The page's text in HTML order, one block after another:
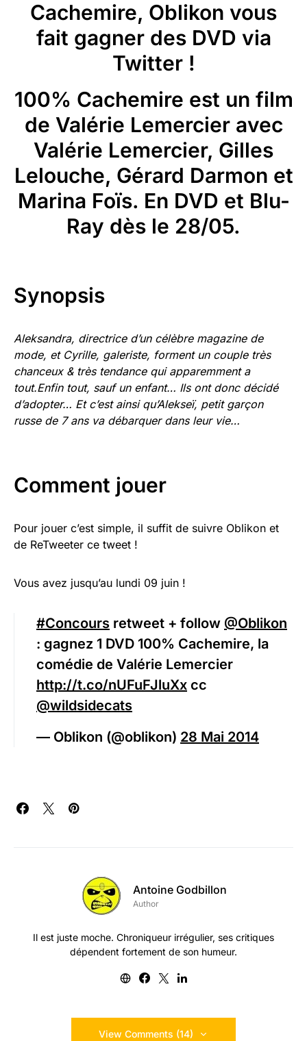
Cachemire, Oblikon vous
fait gagner des DVD via
Twitter !
100% Cachemire est un film
de Valérie Lemercier avec
Valérie Lemercier, Gilles
Lelouche, Gérard Darmon et
Marina Foïs. En DVD et Blu-
Ray dès le 28/05.
Synopsis
Aleksandra, directrice d’un célèbre magazine de
mode, et Cyrille, galeriste, forment un couple très
chanceux & très tendance qui apparemment a
tout.Enfin tout, sauf un enfant… Ils ont donc décidé
d’adopter… Et c’est ainsi qu’Alekseï, petit garçon
russe de 7 ans va débarquer dans leur vie…
Comment jouer
Pour jouer c’est simple, il suffit de suivre Oblikon et
de ReTweeter ce tweet !
Vous avez jusqu’au lundi 09 juin !
#Concours retweet + follow @Oblikon
: gagnez 1 DVD 100% Cachemire, la
comédie de Valérie Lemercier
http://t.co/nUFuFJluXx cc
@wildsidecats
— Oblikon (@oblikon) 28 Mai 2014
Antoine Godbillon
Author
Il est juste moche. Chroniqueur irrégulier, ses critiques
dépendent fortement de son humeur.
View Comments (14)